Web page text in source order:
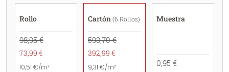
Rollo
98,95 €
73,99 €
10,51 €/m²
Cartón (6 Rollos)
593,70 €
392,99 €
9,31 €/m²
Muestra
0,95 €